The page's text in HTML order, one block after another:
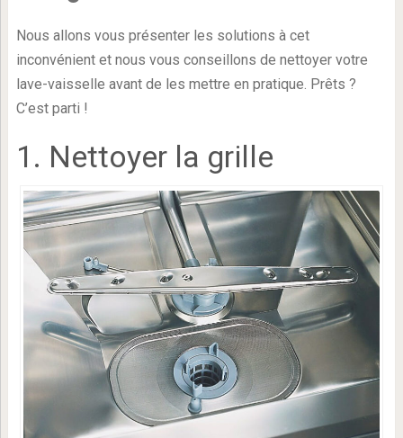
Nous allons vous présenter les solutions à cet
inconvénient et nous vous conseillons de nettoyer votre
lave-vaisselle avant de les mettre en pratique. Prêts ?
C’est parti !
1. Nettoyer la grille